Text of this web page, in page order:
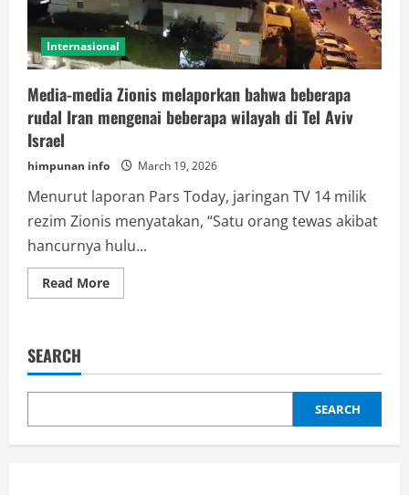
Internasional
Media-media Zionis melaporkan bahwa beberapa
rudal Iran mengenai beberapa wilayah di Tel Aviv
Israel
himpunan info March 19, 2026
Menurut laporan Pars Today, jaringan TV 14 milik
rezim Zionis menyatakan, “Satu orang tewas akibat
hancurnya hulu...
Read MoreRead
more
bahwa
rudal
mengenai
wilayah
SEARCH
SEARCH